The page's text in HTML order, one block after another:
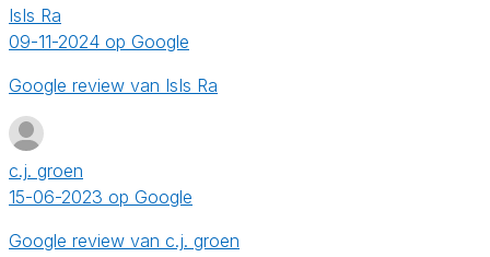
IsIs Ra
09-11-2024 op Google
Google review van IsIs Ra
c.j. groen
15-06-2023 op Google
Google review van c.j. groen